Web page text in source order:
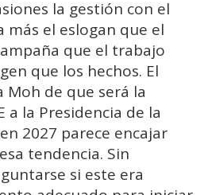
la gestión con el
el eslogan que el
que el trabajo
que los hechos. El
Moh de que será la
a la Presidencia de la
2027 parece encajar
tendencia. Sin
si este era